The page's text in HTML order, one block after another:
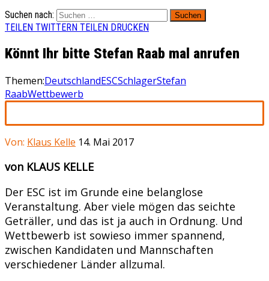
Suchen nach:
TEILEN TWITTERN TEILEN DRUCKEN
Könnt Ihr bitte Stefan Raab mal anrufen
Themen:DeutschlandESCSchlagerStefan
RaabWettbewerb
Von: Klaus Kelle 14. Mai 2017
von KLAUS KELLE
Der ESC ist im Grunde eine belanglose
Veranstaltung. Aber viele mögen das seichte
Geträller, und das ist ja auch in Ordnung. Und
Wettbewerb ist sowieso immer spannend,
zwischen Kandidaten und Mannschaften
verschiedener Länder allzumal.